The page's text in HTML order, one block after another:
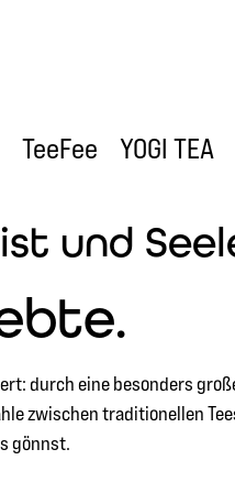
TeeFee YOGI TEA
und
durch eine besonders
zwischen traditionellen
gönnst.